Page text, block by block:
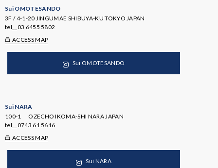
Sui OMOTESANDO
3F / 4-1-20 JINGUMAE SHIBUYA-KU TOKYO JAPAN
tel__ 03 6455 5802
ACCESS MAP
Sui OMOTESANDO
Sui NARA
100-1 OZECHO IKOMA-SHI NARA JAPAN
tel__ 0743 61 5616
ACCESS MAP
Sui NARA